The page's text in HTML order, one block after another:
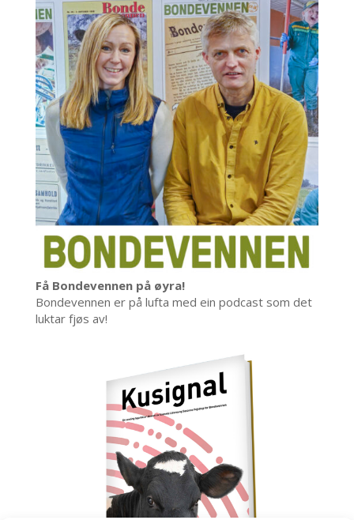
Få Bondevennen på øyra!
Bondevennen er på lufta med ein podcast som det
luktar fjøs av!